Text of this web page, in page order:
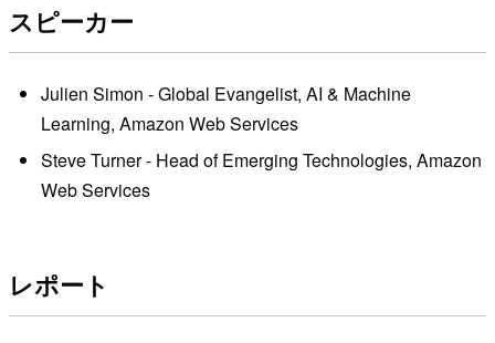
スピーカー
Julien Simon - Global Evangelist, AI & Machine
Learning, Amazon Web Services
Steve Turner - Head of Emerging Technologies, Amazon
Web Services
レポート